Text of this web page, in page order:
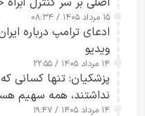
۱۵ مرداد ۱۴۰۵ / ۰۸:۳۴
ادعای ترامپ درباره
ویدیو
۱۴ مرداد ۱۴۰۵ / ۲۲:۵۵
پزشکیان: تنها کسانی که
نداشتند، همه سهیم
۱۴ مرداد ۱۴۰۵ / ۱۹:۴۷